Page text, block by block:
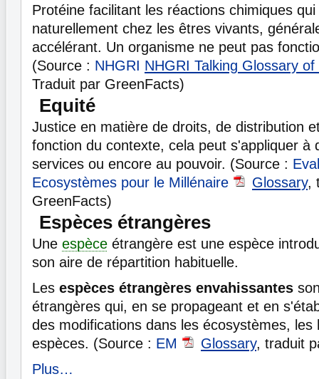
Protéine facilitant les réactions chimiques
naturellement chez les êtres vivants,
accélérant. Un organisme ne peut pas
(Source : NHGRI NHGRI Talking Glossary
Traduit par GreenFacts)
Equité
Justice en matière de droits, de distribution
fonction du contexte, cela peut s'appliquer à
services ou encore au pouvoir. (Source :
Ecosystèmes pour le Millénaire
Glossary,
GreenFacts)
Espèces étrangères
Une espèce étrangère est une espèce
son aire de répartition habituelle.
Les espèces étrangères envahissantes
étrangères qui, en se propageant et en
des modifications dans les écosystèmes, les
espèces. (Source : EM Glossary, traduit
Plus…